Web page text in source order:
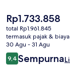
Stasiun Carolina
Hosp. Sto. António
Harga
saat
ini
Rp1.733.858
Rp1.733.858
total Rp1.961.845
termasuk pajak &
30 Agu - 31 Agu
Ulasan
9,49,4 dari 10
Sempurna